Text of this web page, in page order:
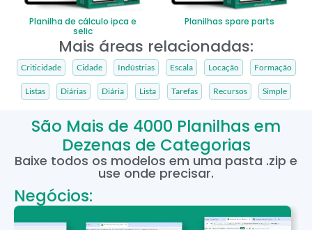
Planilha de cálculo ipca e
selic
Planilhas spare parts
Mais áreas relacionadas:
Criticidade Cidade Indústrias Escala Locação Formação
Listas Diárias Diária Lista Tarefas Recursos Simple
São Mais de 4000 Planilhas em
Dezenas de Categorias
Baixe todos os modelos em uma pasta .zip e
use onde precisar.
Negócios: